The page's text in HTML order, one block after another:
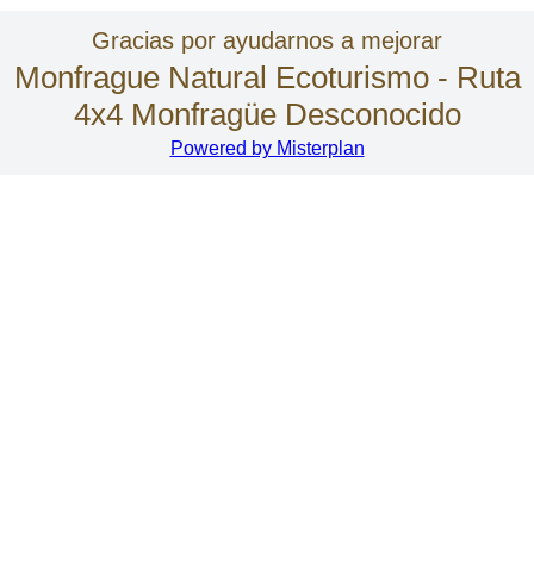
Gracias por ayudarnos a mejorar
Monfrague Natural Ecoturismo - Ruta
4x4 Monfragüe Desconocido
Powered by Misterplan